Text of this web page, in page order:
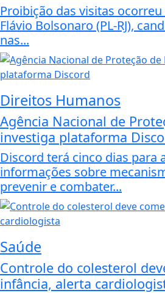
Proibição das visitas
Flávio Bolsonaro (PL-RJ),
nas...
Direitos Humanos
Agência Nacional de
investiga plataforma
Discord terá cinco dias para
informações sobre
prevenir e combater...
Saúde
Controle do colesterol
infância, alerta